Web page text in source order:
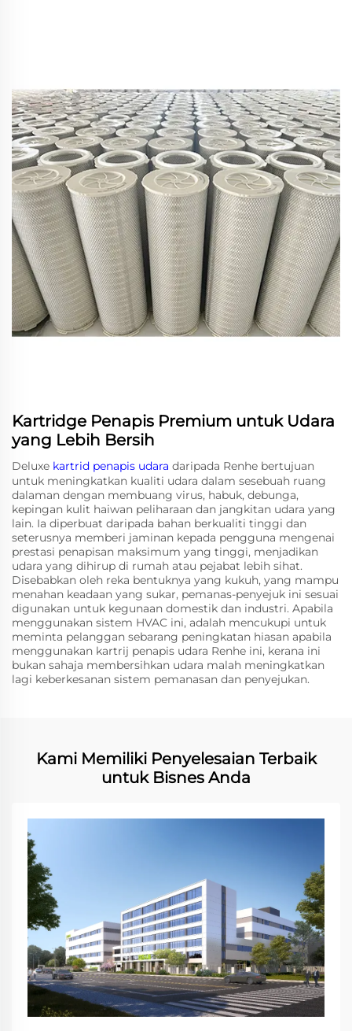
Kartridge Penapis Premium untuk Udara
yang Lebih Bersih
Deluxe kartrid penapis udara daripada Renhe bertujuan
untuk meningkatkan kualiti udara dalam sesebuah ruang
dalaman dengan membuang virus, habuk, debunga,
kepingan kulit haiwan peliharaan dan jangkitan udara yang
lain. Ia diperbuat daripada bahan berkualiti tinggi dan
seterusnya memberi jaminan kepada pengguna mengenai
prestasi penapisan maksimum yang tinggi, menjadikan
udara yang dihirup di rumah atau pejabat lebih sihat.
Disebabkan oleh reka bentuknya yang kukuh, yang mampu
menahan keadaan yang sukar, pemanas-penyejuk ini sesuai
digunakan untuk kegunaan domestik dan industri. Apabila
menggunakan sistem HVAC ini, adalah mencukupi untuk
meminta pelanggan sebarang peningkatan hiasan apabila
menggunakan kartrij penapis udara Renhe ini, kerana ini
bukan sahaja membersihkan udara malah meningkatkan
lagi keberkesanan sistem pemanasan dan penyejukan.
Kami Memiliki Penyelesaian Terbaik
untuk Bisnes Anda